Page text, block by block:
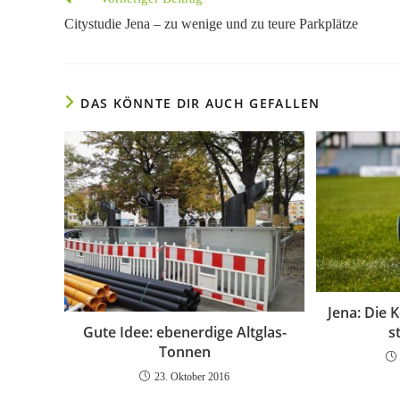
ansehen
Citystudie Jena – zu wenige und zu teure Parkplätze
DAS KÖNNTE DIR AUCH GEFALLEN
Gute Idee: ebenerdige Altglas-
Tonnen
23. Oktober 2016
Jena: Die